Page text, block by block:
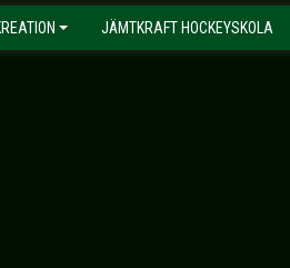
JÄMTKRAFT HOCKEYSKOLA